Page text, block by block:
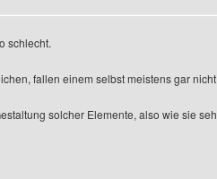
schlecht.
fallen einem selbst meistens gar
solcher Elemente, also wie sie